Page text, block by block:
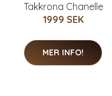
Takkrona Chanelle
1999 SEK
MER INFO!